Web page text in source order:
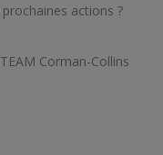
prochaines actions ?
TEAM Corman-Collins